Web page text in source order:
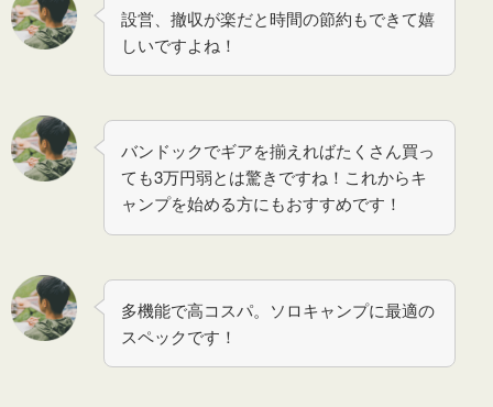
設営、撤収が楽だと時間の節約もできて嬉
しいですよね！
バンドックでギアを揃えればたくさん買っ
ても3万円弱とは驚きですね！これからキ
ャンプを始める方にもおすすめです！
多機能で高コスパ。ソロキャンプに最適の
スペックです！